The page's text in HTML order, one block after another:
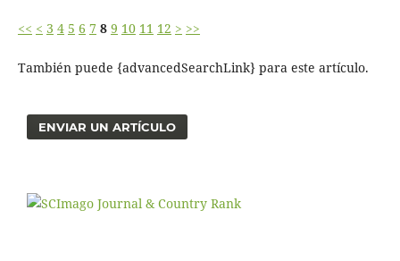
<< < 3 4 5 6 7 8 9 10 11 12 > >>
También puede {advancedSearchLink} para este artículo.
ENVIAR UN ARTÍCULO